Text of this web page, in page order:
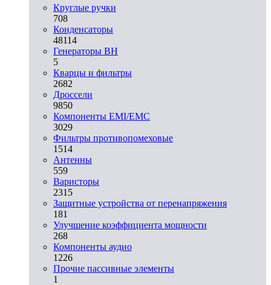
Круглые ручки
708
Конденсаторы
48114
Генераторы ВН
5
Кварцы и фильтры
2682
Дроссели
9850
Компоненты EMI/EMC
3029
Фильтры противопомеховые
1514
Антенны
559
Варисторы
2315
Защитные устройства от перенапряжения
181
Улучшение коэффициента мощности
268
Компоненты аудио
1226
Прочие пассивные элементы
1